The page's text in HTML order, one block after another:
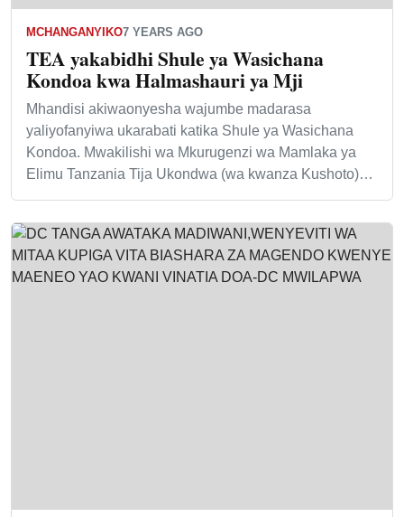
MCHANGANYIKO7 YEARS AGO
TEA yakabidhi Shule ya Wasichana
Kondoa kwa Halmashauri ya Mji
Mhandisi akiwaonyesha wajumbe madarasa
yaliyofanyiwa ukarabati katika Shule ya Wasichana
Kondoa. Mwakilishi wa Mkurugenzi wa Mamlaka ya
Elimu Tanzania Tija Ukondwa (wa kwanza Kushoto)…